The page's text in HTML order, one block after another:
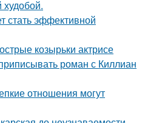
стать эффективной
козырьки актрисе
роман с Киллиан
отношения могут